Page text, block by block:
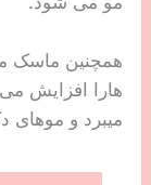
همچنین ماسک
هارا افزایش
میبرد و موهای